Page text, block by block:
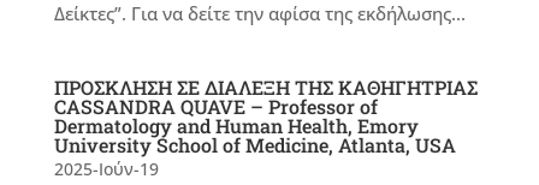
Δείκτες”. Για να δείτε την αφίσα της εκδήλωσης...
ΠΡΟΣΚΛΗΣΗ ΣΕ ΔΙΑΛΕΞΗ ΤΗΣ ΚΑΘΗΓΗΤΡΙΑΣ
CASSANDRA QUAVE – Professor of
Dermatology and Human Health, Emory
University School of Medicine, Atlanta, USA
2025-Ιούν-19